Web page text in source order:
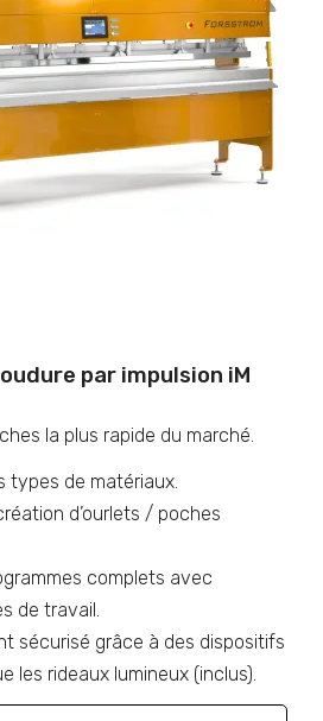
par impulsion iM
la plus rapide du marché.
types de matériaux.
d’ourlets / poches
complets avec
de travail.
sécurisé grâce à des dispositifs
les rideaux lumineux (inclus).